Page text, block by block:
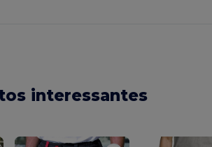
interessantes